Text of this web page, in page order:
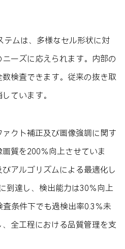
テムは、多様なセル形状に対
ーズに応えられます。内部の
検査できます。従来の抜き取
ています。
クト補正及び画像強調に関す
質を200％向上させていま
アルゴリズムによる最適化し
到達し、検出能力は30％向上
条件下でも過検出率0.3％未
全工程における品質管理を支